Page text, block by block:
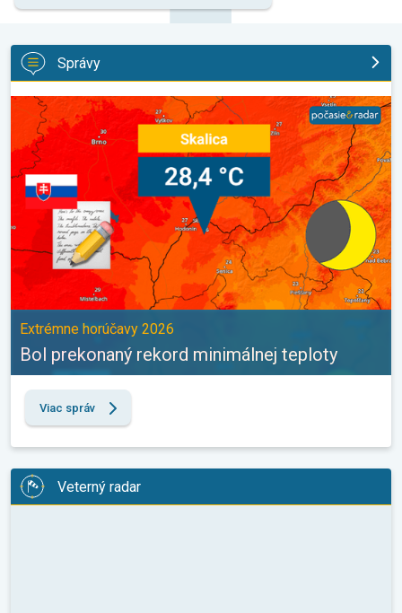
Správy
Bol prekonaný rekord minimálnej teploty. Extrémne horúčavy
Extrémne horúčavy 2026
Bol prekonaný rekord minimálnej teploty
Viac správ
Veterný radar